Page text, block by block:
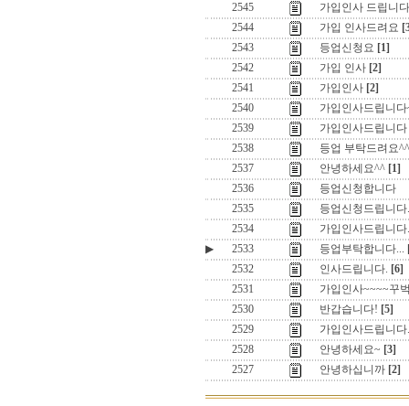
2545
가입인사 드립니다
2544
가입 인사드려요
2543
등업신청요 [1]
2542
가입 인사 [2]
2541
가입인사 [2]
2540
가입인사드립니
2539
가입인사드립니다
2538
등업 부탁드려요^^
2537
안녕하세요^^ [1]
2536
등업신청합니다
2535
등업신청드립니다.
2534
가입인사드립니다.
▶
2533 등업부탁합니다...
2532
인사드립니다. [6]
2531
가입인사~~~~꾸
2530
반갑습니다! [5]
2529
가입인사드립니다.
2528
안녕하세요~ [3]
2527
안녕하십니까 [2]